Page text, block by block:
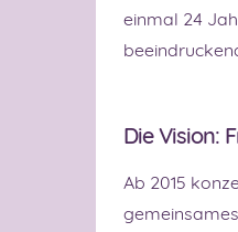
einmal 24
Die Vision:
Ab 2015